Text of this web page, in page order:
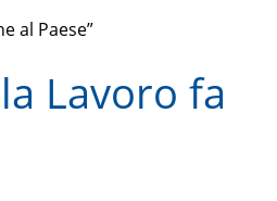
al Paese”
Lavoro fa